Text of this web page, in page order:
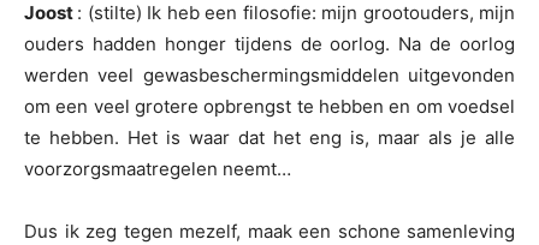
Joost : (stilte) Ik heb een filosofie: mijn grootouders, mijn
ouders hadden honger tijdens de oorlog. Na de oorlog
werden veel gewasbeschermingsmiddelen uitgevonden
om een veel grotere opbrengst te hebben en om voedsel
te hebben. Het is waar dat het eng is, maar als je alle
voorzorgsmaatregelen neemt…
Dus ik zeg tegen mezelf, maak een schone samenleving